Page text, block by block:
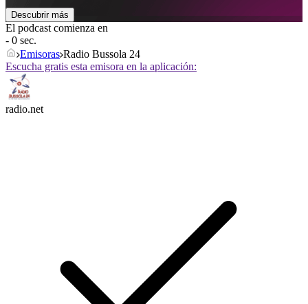
Descubrir más
El podcast comienza en
- 0 sec.
Emisoras Radio Bussola 24
Escucha gratis esta emisora en la aplicación:
radio.net